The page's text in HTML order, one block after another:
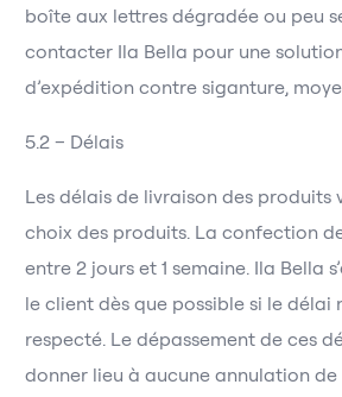
boîte aux lettres dégradée ou peu
contacter Ila Bella pour une
d’expédition contre siganture,
5.2 – Délais
Les délais de livraison des produits
choix des produits. La confection
entre 2 jours et 1 semaine. Ila Bella
le client dès que possible si le délai
respecté. Le dépassement de ces
donner lieu à aucune annulation